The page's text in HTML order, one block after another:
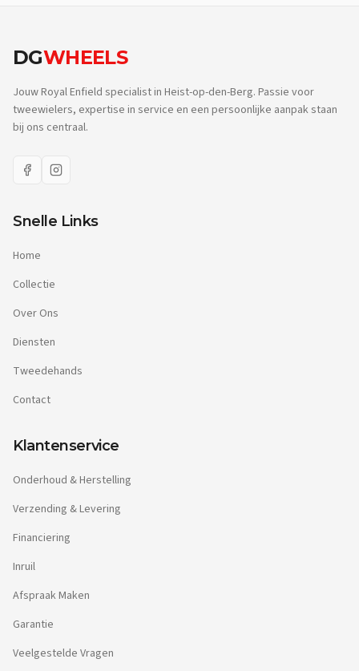
DGWHEELS
Jouw Royal Enfield specialist in Heist-op-den-Berg. Passie voor
tweewielers, expertise in service en een persoonlijke aanpak staan
bij ons centraal.
Snelle Links
Home
Collectie
Over Ons
Diensten
Tweedehands
Contact
Klantenservice
Onderhoud & Herstelling
Verzending & Levering
Financiering
Inruil
Afspraak Maken
Garantie
Veelgestelde Vragen